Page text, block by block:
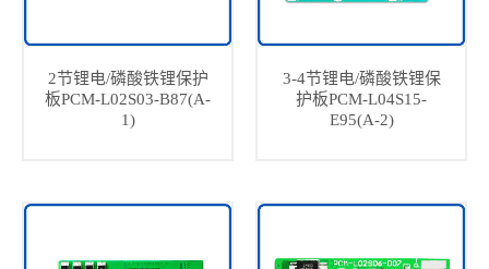
2节锂电/磷酸铁锂保护
板PCM-L02S03-B87(A-
1)
3-4节锂电/磷酸铁锂保
护板PCM-L04S15-
E95(A-2)